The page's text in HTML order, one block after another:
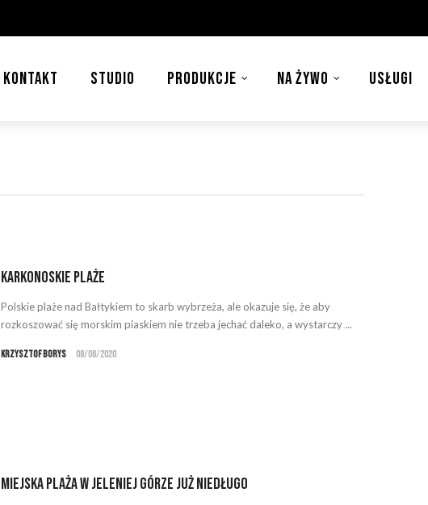
KONTAKT STUDIO PRODUKCJE NA ŻYWO USŁUGI
Karkonoskie plaże
Polskie plaże nad Bałtykiem to skarb wybrzeża, ale okazuje się, że aby
rozkoszować się morskim piaskiem nie trzeba jechać daleko, a wystarczy ...
Krzysztof Borys 08/06/2020
Miejska plaża w Jeleniej Górze już niedługo